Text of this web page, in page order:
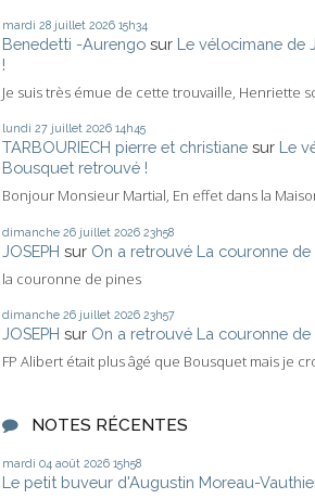
mardi 28 juillet 2026 15h34
Benedetti -Aurengo sur Le vélocimane de
!
Je suis très émue de cette trouvaille, Henriette
lundi 27 juillet 2026 14h45
TARBOURIECH pierre et christiane sur Le
Bousquet retrouvé !
Bonjour Monsieur Martial, En effet dans la
dimanche 26 juillet 2026 23h58
JOSEPH sur On a retrouvé La couronne de
la couronne de pines
dimanche 26 juillet 2026 23h57
JOSEPH sur On a retrouvé La couronne de
FP Alibert était plus âgé que Bousquet mais je
NOTES RÉCENTES
mardi 04 août 2026 15h58
Le petit buveur d'Augustin Moreau-Vauthier